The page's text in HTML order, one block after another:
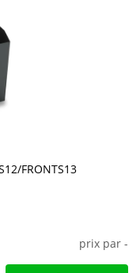
FRONTS13
prix par -